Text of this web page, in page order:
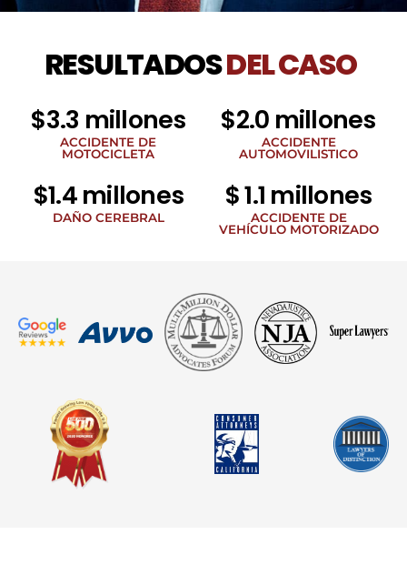
RESULTADOSDEL CASO
$3.3 millones
ACCIDENTE DE
MOTOCICLETA
$2.0 millones
ACCIDENTE
AUTOMOVILISTICO
$1.4 millones
DAÑO CEREBRAL
$ 1.1 millones
ACCIDENTE DE
VEHÍCULO MOTORIZADO